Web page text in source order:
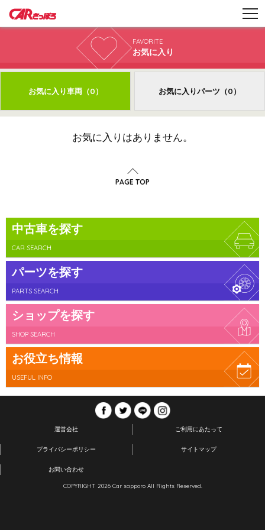
FAVORITE
お気に入り
お気に入り車両（0） お気に入りパーツ（0）
お気に入りはありません。
PAGE TOP
中古車を探す
CAR SEARCH
パーツを探す
PARTS SEARCH
ショップを探す
SHOP SEARCH
お役立ち情報
USEFUL INFO
運営会社 ご利用にあたって
プライバシーポリシー サイトマップ
お問い合わせ
COPYRIGHT 2026 Car sapporo All Rights Reserved.